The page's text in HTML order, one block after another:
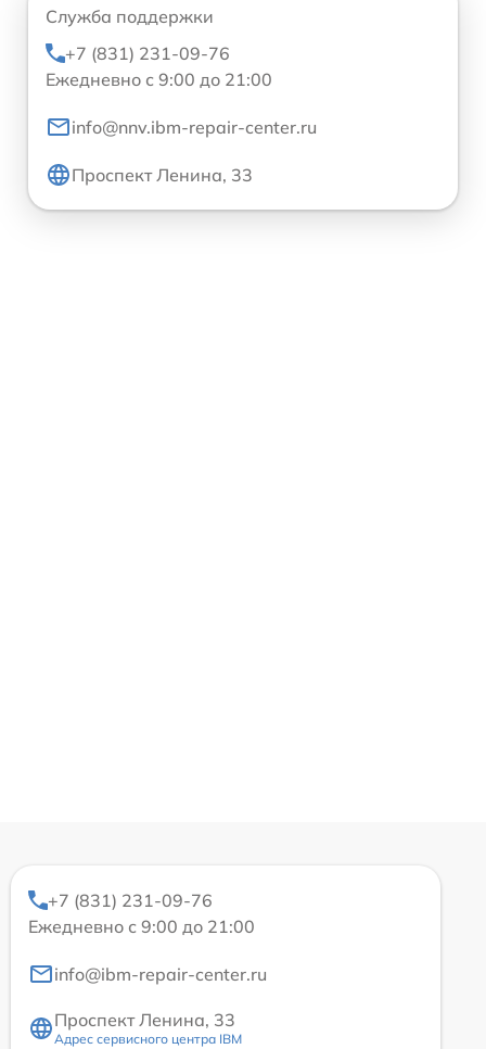
Служба поддержки
+7 (831) 231-09-76
Ежедневно с 9:00 до 21:00
info@nnv.ibm-repair-center.ru
Проспект Ленина, 33
+7 (831) 231-09-76
Ежедневно с 9:00 до 21:00
info@ibm-repair-center.ru
Проспект Ленина, 33
Адрес сервисного центра IBM